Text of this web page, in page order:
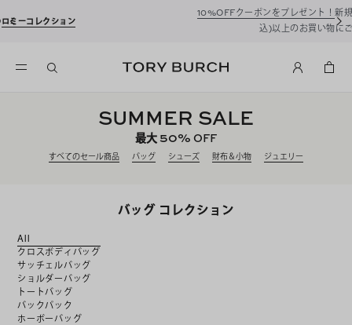
新規アカウント登録*で、20,000円(税
込)以上のお買い物にご利用いただけます。
SUMMER SALE
最大50% OFF
すべてのセール商品 バッグ シューズ 財布＆小物 ジュエリー
バッグ コレクション
All
クロスボディバッグ
サッチェルバッグ
ショルダーバッグ
トートバッグ
バックパック
ホーボーバッグ